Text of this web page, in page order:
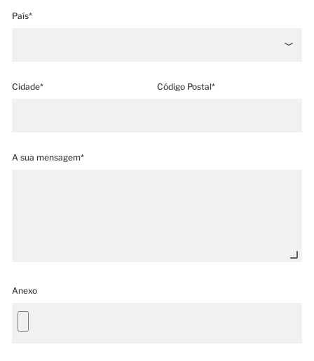
País*
Cidade* Código Postal*
A sua mensagem*
Anexo